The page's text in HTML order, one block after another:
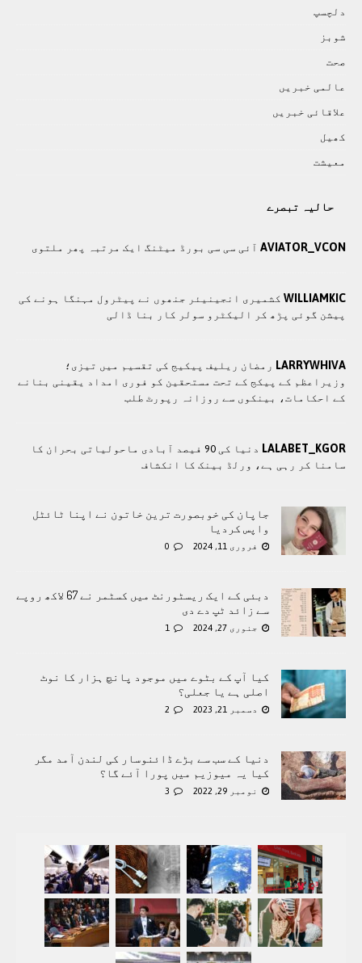
دلچسپ
شوبز
صحت
عالمی خبريں
علاقائی خبريں
کھيل
معيشت
حالیہ تبصرے
AVIATOR_VCON آئی سی سی بورڈ میٹنگ ایک مرتبہ پھر ملتوی
WILLIAMKIC کشمیری انجینیئر جنھوں نے پیٹرول مہنگا ہونے کی
پیشن گوئی پڑھ کر الیکٹرو سولر کار بنا ڈالی
LARRYWHIVA رمضان ریلیف پیکیج کی تقسیم میں تیزی؛
وزیراعظم کے پیکج کے تحت مستحقین کو فوری امداد یقینی بنانے
کے احکامات، بینکوں سے روزانہ رپورٹ طلب
LALABET_KGOR
دنیا کی 90 فیصد آبادی ماحولیاتی بحران کا
سامنا کر رہی ہے، ورلڈ بینک کا انکشاف
جاپان کی خوبصورت ترین خاتون نے اپنا ٹائٹل
واپس کردیا
فروری 11, 2024 0
دبئی کے ایک ریسٹورنٹ میں کسٹمر نے 67 لاکھ روپے
سے زائد ٹپ دے دی
جنوری 27, 2024 1
کیا آپ کے بٹوے میں موجود پانچ ہزار کا نوٹ
اصلی ہے یا جعلی؟
دسمبر 21, 2023 2
دنیا کے سب سے بڑے ڈائنوسار کی لندن آمد مگر
کیا یہ میوزیم میں پورا آئے گا؟
نومبر 29, 2022 3